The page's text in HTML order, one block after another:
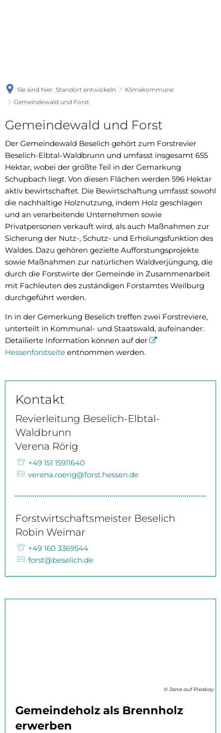
Sie sind hier: Standort entwickeln
Klimakommune
Gemeindewald und Forst
Gemeindewald und Forst
Der Gemeindewald Beselich gehört zum Forstrevier
Beselich-Elbtal-Waldbrunn und umfasst insgesamt 655
Hektar, wobei der größte Teil in der Gemarkung
Schupbach liegt. Von diesen Flächen werden 596 Hektar
aktiv bewirtschaftet. Die Bewirtschaftung umfasst sowohl
die nachhaltige Holznutzung, indem Holz geschlagen
und an verarbeitende Unternehmen sowie
Privatpersonen verkauft wird, als auch Maßnahmen zur
Sicherung der Nutz-, Schutz- und Erholungsfunktion des
Waldes. Dazu gehören gezielte Aufforstungsprojekte
sowie Maßnahmen zur natürlichen Waldverjüngung, die
durch die Forstwirte der Gemeinde in Zusammenarbeit
mit Fachleuten des zuständigen Forstamtes Weilburg
durchgeführt werden.
In in der Gemerkung Beselich treffen zwei Forstreviere,
unterteilt in Kommunal- und Staatswald, aufeinander.
Detailierte Information können auf der
Hessenforstseite entnommen werden.
Kontakt
Revierleitung Beselich-Elbtal-
Waldbrunn
Verena Rörig
+49 151 15911640
verena.roerig@forst.hessen.de
Forstwirtschaftsmeister Beselich
Robin Weimar
+49 160 3369544
forst@beselich.de
© Jana auf Pixabay
Gemeindeholz als Brennholz
erwerben